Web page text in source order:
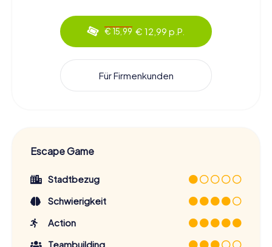
€ 15,99 € 12,99 p.P.
Für Firmenkunden
Escape Game
Stadtbezug
Schwierigkeit
Action
Teambuilding